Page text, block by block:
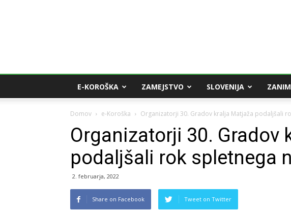
E-KOROŠKA ZAMEJSTVO SLOVENIJA
Domov e-Koroška Organizatorji 30. Gradov kralja Matjaža podaljšali
Organizatorji 30. Gradov
podaljšali rok spletnega
2. februarja, 2022
Share on Facebook Tweet on Twitter